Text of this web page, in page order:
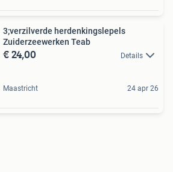
3;verzilverde herdenkingslepels
Zuiderzeewerken Teab
€ 24,00 Details
Maastricht 24 apr 26